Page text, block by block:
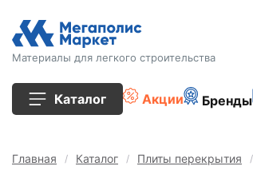
Материалы для легкого строительства
Каталог Акции Бренды
Главная Каталог Плиты перекрытия